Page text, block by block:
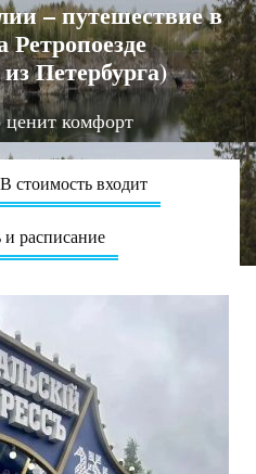
– путешествие в
Ретропоезде
Петербурга)
ценит комфорт
В стоимость входит
расписание